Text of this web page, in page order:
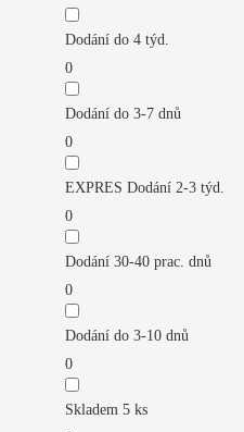
Dodání do 4 týd.
0
Dodání do 3-7 dnů
0
EXPRES Dodání 2-3 týd.
0
Dodání 30-40 prac. dnů
0
Dodání do 3-10 dnů
0
Skladem 5 ks